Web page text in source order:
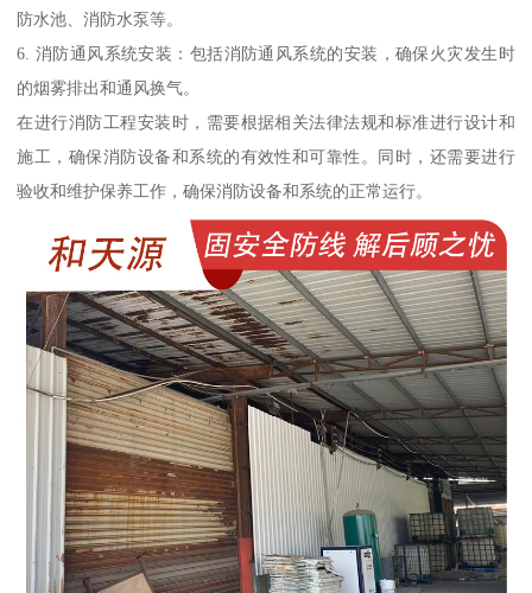
防水池、消防水泵等。
6. 消防通风系统安装：包括消防通风系统的安装，确保火灾发生时
的烟雾排出和通风换气。
在进行消防工程安装时，需要根据相关法律法规和标准进行设计和
施工，确保消防设备和系统的有效性和可靠性。同时，还需要进行
验收和维护保养工作，确保消防设备和系统的正常运行。